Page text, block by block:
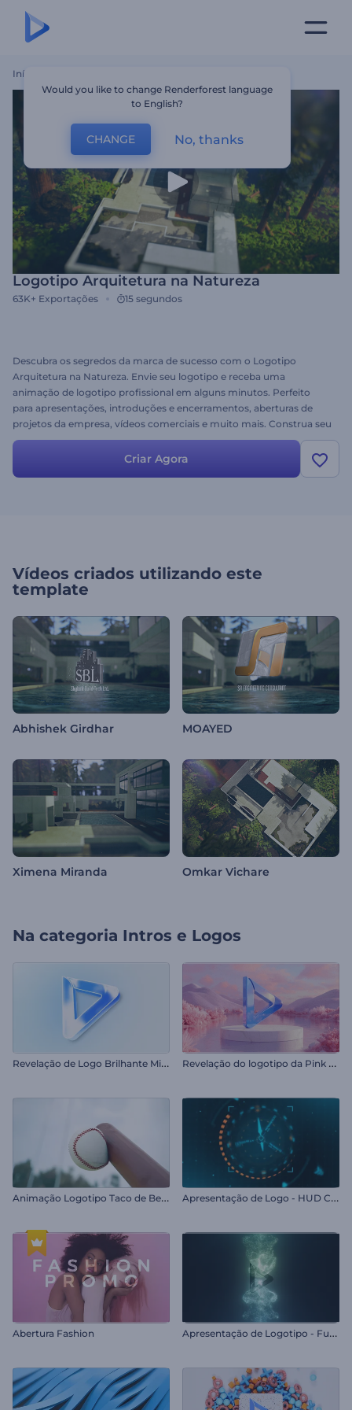
Início
Logotipo Arquitetura na Natureza
63K+ Exportações 15 segundos
Descubra os segredos da marca de sucesso com o Logotipo
Arquitetura na Natureza. Envie seu logotipo e receba uma
animação de logotipo profissional em alguns minutos. Perfeito
para apresentações, introduções e encerramentos, aberturas de
projetos da empresa, vídeos comerciais e muito mais. Construa seu
sucesso hoje. Experimente imediatamente de graça!
Criar Agora
Vídeos criados utilizando este
template
Abhishek Girdhar MOAYED
Ximena Miranda Omkar Vichare
Na categoria Intros e Logos
R
evelação de Logo Brilhante Minimalista R
evelação do logotipo da Pink Valley
A
nimação Logotipo Taco de Beisebol A
presentação de Logo - HUD Cinematográfico
Abertura Fashion A
presentação de Logotipo - Fusão de Poeira Estelar
Would you like to change Renderforest language
to English?
CHANGE No, thanks